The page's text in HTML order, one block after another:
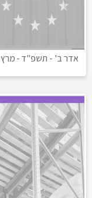
אדר ב' - תשפ"ד-מרץ 2024